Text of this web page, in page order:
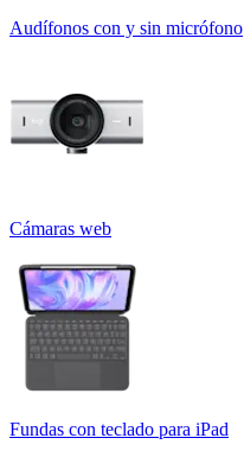
Audífonos con y sin micrófono
Cámaras web
Fundas con teclado para iPad